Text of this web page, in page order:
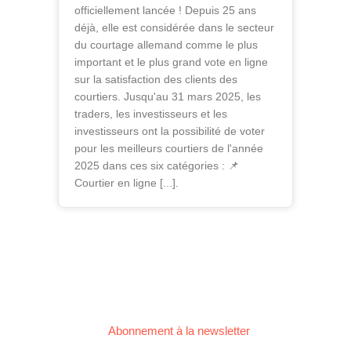
officiellement lancée ! Depuis 25 ans
déjà, elle est considérée dans le secteur
du courtage allemand comme le plus
important et le plus grand vote en ligne
sur la satisfaction des clients des
courtiers. Jusqu'au 31 mars 2025, les
traders, les investisseurs et les
investisseurs ont la possibilité de voter
pour les meilleurs courtiers de l'année
2025 dans ces six catégories : 📌
Courtier en ligne [...].
Abonnement à la newsletter